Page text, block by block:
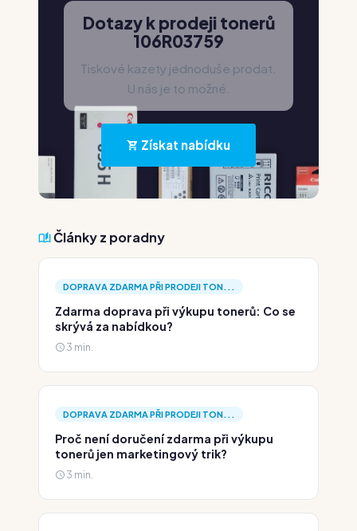
Dotazy k prodeji tonerů
106R03759
Tiskové kazety jednoduše prodat.
U nás je to možné.
Získat nabídku
Články z poradny
DOPRAVA ZDARMA PŘI PRODEJI TON...
Zdarma doprava při výkupu tonerů: Co se
skrývá za nabídkou?
3 min.
DOPRAVA ZDARMA PŘI PRODEJI TON...
Proč není doručení zdarma při výkupu
tonerů jen marketingový trik?
3 min.